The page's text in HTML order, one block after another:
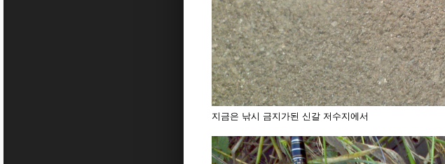
지금은 낚시 금지가된 신갈 저수지에서